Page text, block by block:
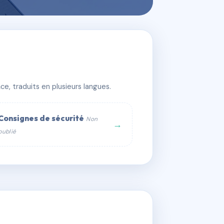
traduits en plusieurs langues.
de sécurité Non
→